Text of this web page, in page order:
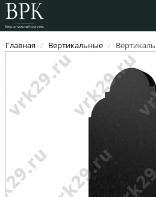
Главная / Вертикальные /